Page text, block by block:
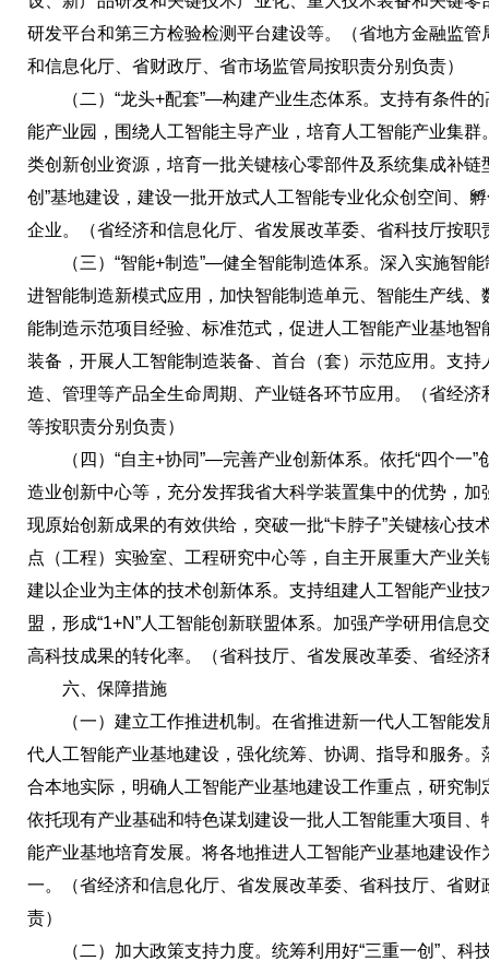
研发平台和第三方检验检测平台建设等。（省地方金融监
和信息化厅、省财政厅、省市场监管局按职责分别负责）
（二）“龙头+配套”—构建产业生态体系。支持有条件的
能产业园，围绕人工智能主导产业，培育人工智能产业集
类创新创业资源，培育一批关键核心零部件及系统集成补
创”基地建设，建设一批开放式人工智能专业化众创空间、
企业。（省经济和信息化厅、省发展改革委、省科技厅按职
（三）“智能+制造”—健全智能制造体系。深入实施智能
进智能制造新模式应用，加快智能制造单元、智能生产线
能制造示范项目经验、标准范式，促进人工智能产业基地
装备，开展人工智能制造装备、首台（套）示范应用。支
造、管理等产品全生命周期、产业链各环节应用。（省经
等按职责分别负责）
（四）“自主+协同”—完善产业创新体系。依托“四个一”
造业创新中心等，充分发挥我省大科学装置集中的优势，加
现原始创新成果的有效供给，突破一批“卡脖子”关键核心技
点（工程）实验室、工程研究中心等，自主开展重大产业
建以企业为主体的技术创新体系。支持组建人工智能产业
盟，形成“1+N”人工智能创新联盟体系。加强产学研用信息
高科技成果的转化率。（省科技厅、省发展改革委、省经
六、保障措施
（一）建立工作推进机制。在省推进新一代人工智能发
代人工智能产业基地建设，强化统筹、协调、指导和服务
合本地实际，明确人工智能产业基地建设工作重点，研究
依托现有产业基础和特色谋划建设一批人工智能重大项目
能产业基地培育发展。将各地推进人工智能产业基地建设
一。（省经济和信息化厅、省发展改革委、省科技厅、省
责）
（二）加大政策支持力度。统筹利用好“三重一创”、科